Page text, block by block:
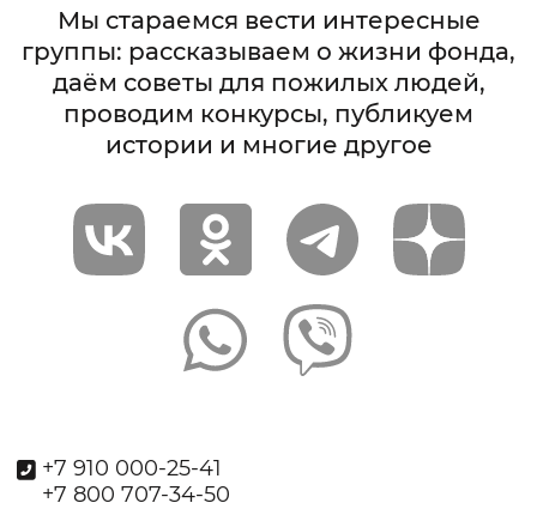
Мы стараемся вести интересные
группы: рассказываем о жизни фонда,
даём советы для пожилых людей,
проводим конкурсы, публикуем
истории и многие другое
+7 910 000-25-41
+7 800 707-34-50